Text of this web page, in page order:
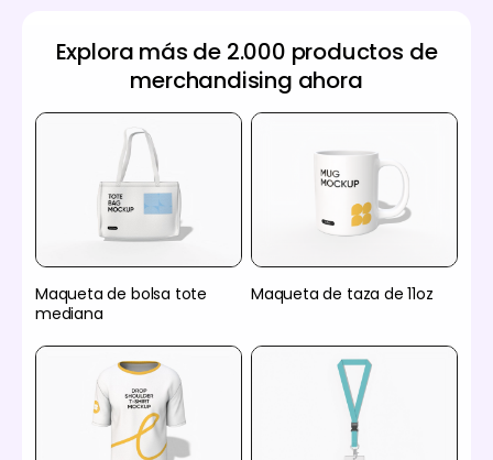
Explora más de 2.000 productos de
merchandising ahora
Maqueta de bolsa tote
mediana
Maqueta de taza de 11oz